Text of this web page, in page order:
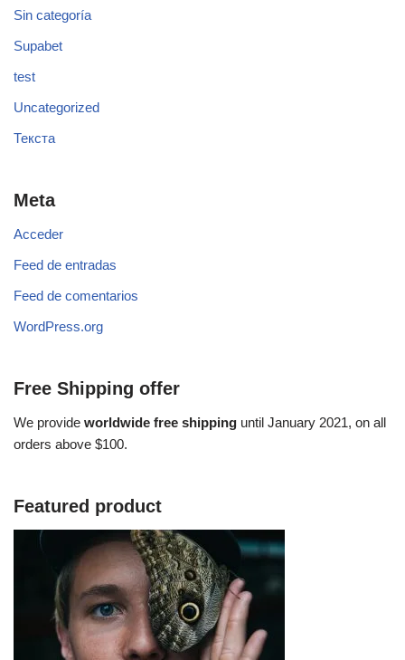
Sin categoría
Supabet
test
Uncategorized
Текста
Meta
Acceder
Feed de entradas
Feed de comentarios
WordPress.org
Free Shipping offer
We provide worldwide free shipping until January 2021, on all
orders above $100.
Featured product